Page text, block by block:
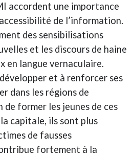
accordent une importance
de l’information.
des sensibilisations
et les discours de haine
en langue vernaculaire.
développer et à renforcer ses
dans les régions de
de former les jeunes de ces
capitale, ils sont plus
de fausses
fortement à la